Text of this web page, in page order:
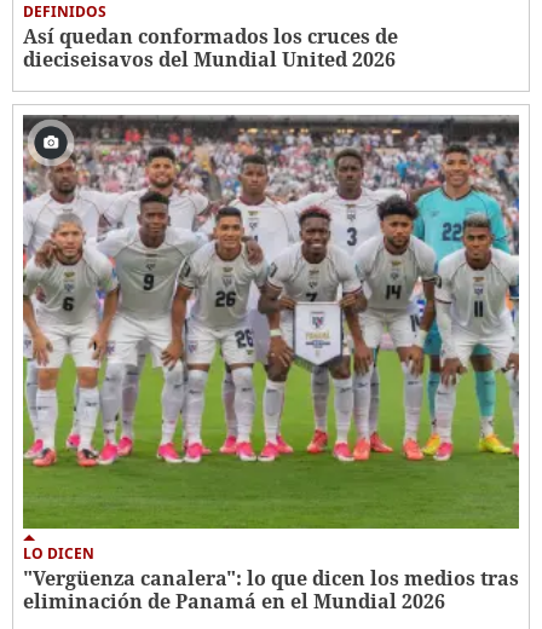
DEFINIDOS
Así quedan conformados los cruces de
dieciseisavos del Mundial United 2026
LO DICEN
"Vergüenza canalera": lo que dicen los medios tras
eliminación de Panamá en el Mundial 2026